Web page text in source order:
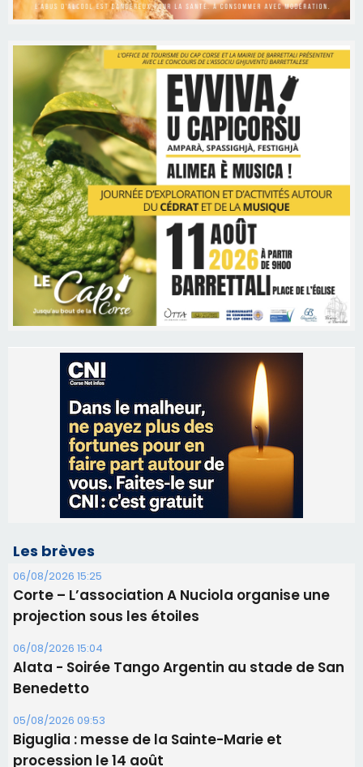
Les brèves
06/08/2026 15:25
projection sous les étoiles
06/08/2026 15:04
Benedetto
05/08/2026 09:53